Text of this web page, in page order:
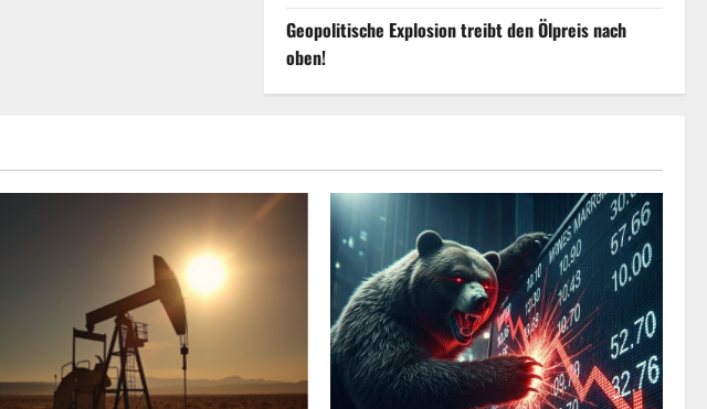
Geopolitische Explosion treibt den Ölpreis nach
oben!